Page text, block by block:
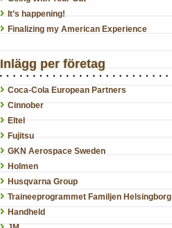
It’s happening!
Finalizing my American Experience
Inlägg per företag
Coca-Cola European Partners
Cinnober
Eltel
Fujitsu
GKN Aerospace Sweden
Holmen
Husqvarna Group
Traineeprogrammet Familjen Helsingborg
Handheld